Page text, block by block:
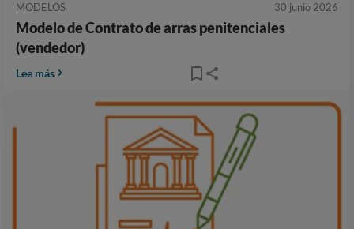
MODELOS 30 junio 2026
Modelo de Contrato de arras penitenciales
(vendedor)
Lee más